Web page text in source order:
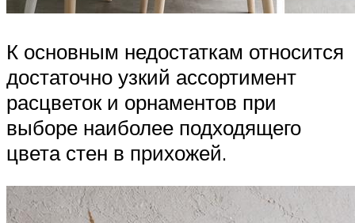
К основным недостаткам относится
достаточно узкий ассортимент
расцветок и орнаментов при
выборе наиболее подходящего
цвета стен в прихожей.